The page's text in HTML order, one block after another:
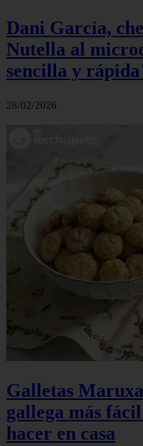
Dani García,
Nutella al
sencilla y
28/02/2026
Galletas
gallega más
hacer en casa